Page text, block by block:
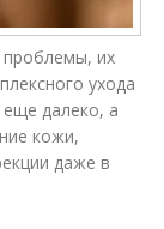
их
ухода
еще далеко, а
кожи,
даже в